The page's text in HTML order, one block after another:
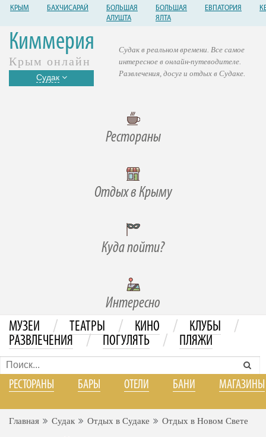
КРЫМ БАХЧИСАРАЙ
БОЛЬШАЯ
АЛУШТА
БОЛЬШАЯ
ЯЛТА
ЕВПАТОРИЯ
Киммерия
Крым онлайн
Судак
Рестораны
Отдых в Крыму
Куда пойти?
Интересно
Судак в реальном времени. Все самое
интересное в онлайн-путеводителе.
Развлечения, досуг и отдых в Судаке.
МУЗЕИ / ТЕАТРЫ / КИНО / КЛУБЫ /
РАЗВЛЕЧЕНИЯ / ПОГУЛЯТЬ / ПЛЯЖИ
РЕСТОРАНЫ БАРЫ ОТЕЛИ БАНИ МАГАЗИНЫ
Главная Судак Отдых в Судаке Отдых в Новом Свете